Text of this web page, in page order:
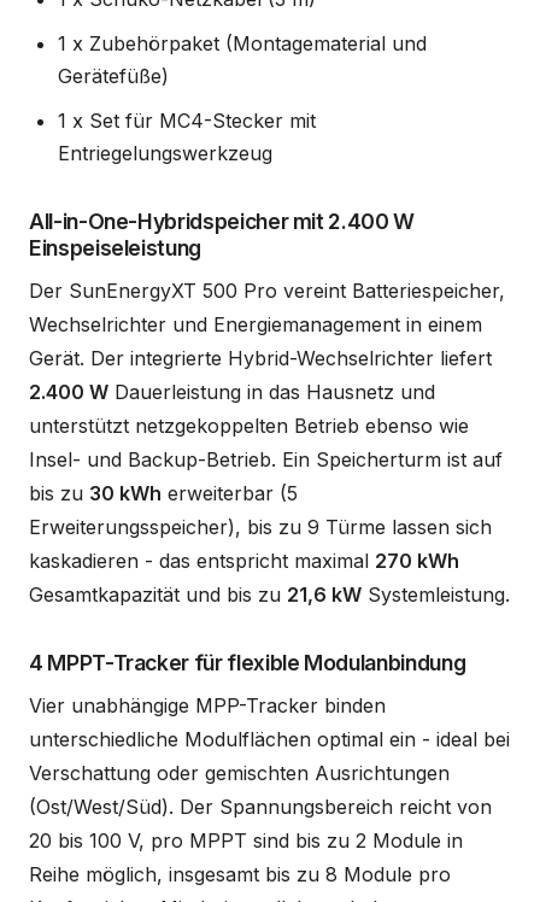
1 x Zubehörpaket (Montagematerial und
Gerätefüße)
1 x Set für MC4-Stecker mit
Entriegelungswerkzeug
All-in-One-Hybridspeicher mit 2.400 W
Einspeiseleistung
Der SunEnergyXT 500 Pro vereint Batteriespeicher,
Wechselrichter und Energiemanagement in einem
Gerät. Der integrierte Hybrid-Wechselrichter liefert
2.400 W Dauerleistung in das Hausnetz und
unterstützt netzgekoppelten Betrieb ebenso wie
Insel- und Backup-Betrieb. Ein Speicherturm ist auf
bis zu 30 kWh erweiterbar (5
Erweiterungsspeicher), bis zu 9 Türme lassen sich
kaskadieren - das entspricht maximal 270 kWh
Gesamtkapazität und bis zu 21,6 kW Systemleistung.
4 MPPT-Tracker für flexible Modulanbindung
Vier unabhängige MPP-Tracker binden
unterschiedliche Modulflächen optimal ein - ideal bei
Verschattung oder gemischten Ausrichtungen
(Ost/West/Süd). Der Spannungsbereich reicht von
20 bis 100 V, pro MPPT sind bis zu 2 Module in
Reihe möglich, insgesamt bis zu 8 Module pro